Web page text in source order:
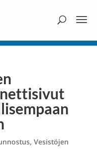
, Vesistöjen